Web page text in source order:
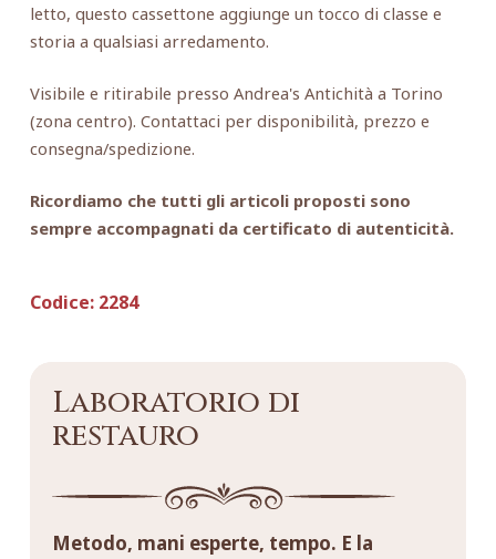
letto, questo cassettone aggiunge un tocco di classe e
storia a qualsiasi arredamento.
Visibile e ritirabile presso Andrea's Antichità a Torino
(zona centro). Contattaci per disponibilità, prezzo e
consegna/spedizione.
Ricordiamo che tutti gli articoli proposti sono
sempre accompagnati da certificato di autenticità.
Codice:2284
Laboratorio di
restauro
Metodo, mani esperte, tempo. E la